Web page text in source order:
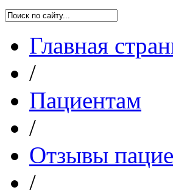
Главная
/
Пациентам
/
Отзывы
/